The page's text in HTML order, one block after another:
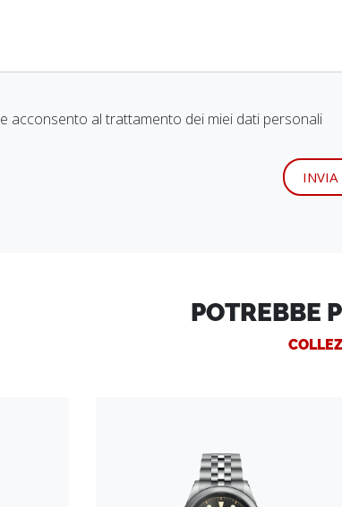
e acconsento al trattamento dei miei dati personali
INVIA
POTREBBE